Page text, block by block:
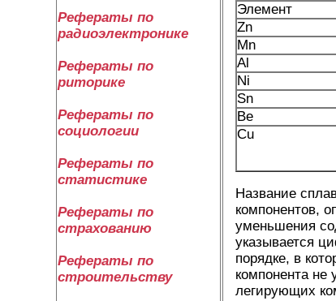
Рефераты по
радиоэлектронике
Рефераты по
риторике
Рефераты по
социологии
Рефераты по
статистике
Рефераты по
страхованию
Рефераты по
строительству
Элемент
Zn
Mn
Al
Ni
Sn
Be
Cu
Название
компонентов,
уменьшения
указывается
порядке, в
компонента не
легирующих